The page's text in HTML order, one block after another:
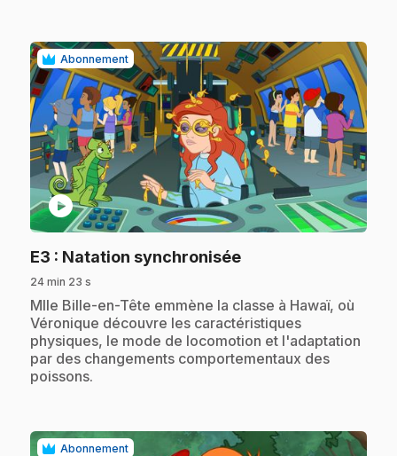
Abonnement
play_circle
E3 : Natation synchronisée.
24 min 23 s
.Mlle Bille-en-Tête emmène la classe à Hawaï, où
Véronique découvre les caractéristiques
physiques, le mode de locomotion et l'adaptation
par des changements comportementaux des
poissons.
Abonnement